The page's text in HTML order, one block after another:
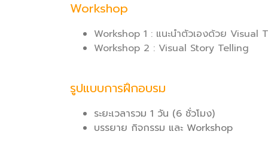
Workshop
Workshop 1 : แนะนำตัวเองด้วย Visual
Workshop 2 : Visual Story Telling
รูปแบบการฝึกอบรม
ระยะเวลารวม 1 วัน (6 ชั่วโมง)
บรรยาย กิจกรรม และ Workshop